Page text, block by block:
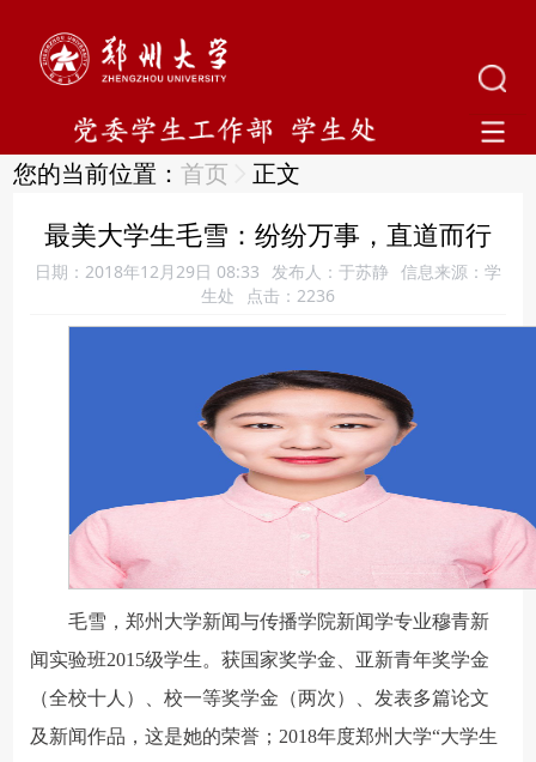
您的当前位置：首页 正文
最美大学生毛雪：纷纷万事，直道而行
日期：2018年12月29日 08:33 发布人：于苏静 信息来源：学
生处
点击： 2236
毛雪，郑州大学新闻与传播学院新闻学专业穆青新
闻实验班2015级学生。获国家奖学金、亚新青年奖学金
（全校十人）、校一等奖学金（两次）、发表多篇论文
及新闻作品，这是她的荣誉；2018年度郑州大学“大学生